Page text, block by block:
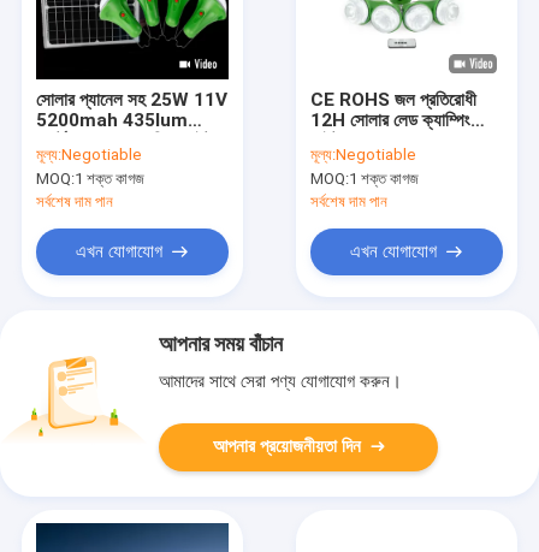
সোলার প্যানেল সহ 25W 11V
5200mah 435lum
মূল্য:Negotiable
MOQ:1 শক্ত কাগজ
সর্বশেষ দাম পান
এখন যোগাযোগ
CE ROHS জল প্রতিরোধী
12H সোলার লেড ক্যাম্পিং
সাথে
মূল্য:Negotiable
MOQ:1 শক্ত কাগজ
সর্বশেষ দাম পান
এখন যোগাযোগ
আপনার সময় বাঁচান
আমাদের সাথে সেরা পণ্য যোগাযোগ করুন।
আপনার প্রয়োজনীয়তা দিন